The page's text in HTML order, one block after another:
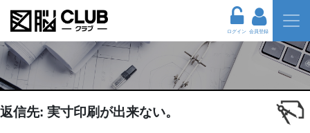
ログイン 会員登録
返信先: 実寸印刷が出来ない。